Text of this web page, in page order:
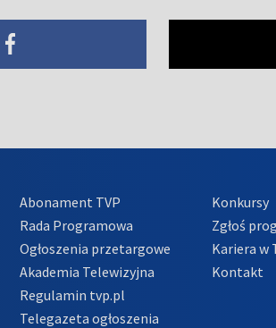
Abonament TVP
Rada Programowa
Ogłoszenia przetargowe
Akademia Telewizyjna
Regulamin tvp.pl
Telegazeta ogłoszenia
Konkursy
Zgłoś
Kariera w
Kontakt